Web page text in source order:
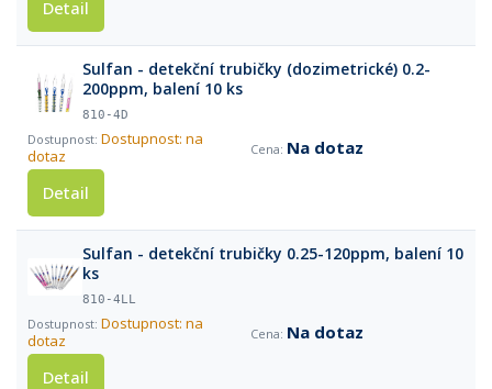
Detail
Sulfan - detekční trubičky (dozimetrické) 0.2-
200ppm, balení 10 ks
810-4D
Dostupnost: na
dotaz
Na dotaz
Detail
Sulfan - detekční trubičky 0.25-120ppm, balení 10
ks
810-4LL
Dostupnost: na
dotaz
Na dotaz
Detail